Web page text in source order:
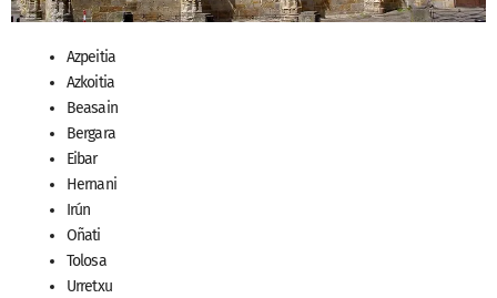
Azpeitia
Azkoitia
Beasain
Bergara
Eibar
Hernani
Irún
Oñati
Tolosa
Urretxu